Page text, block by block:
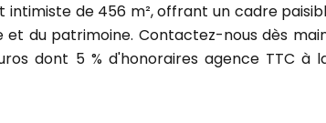
de 456 m², offrant un cadre
du patrimoine. Contactez-nous dès
dont 5 % d'honoraires agence TTC